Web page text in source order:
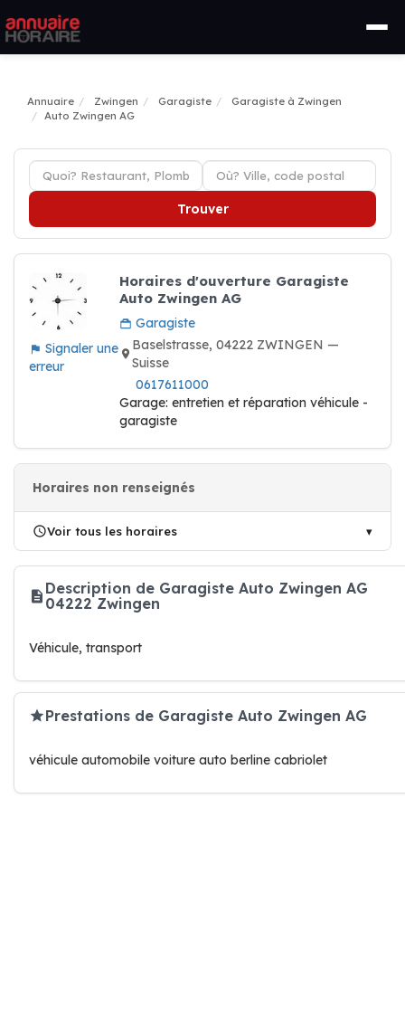
Annuaire Zwingen Garagiste
Garagiste à Zwingen
Auto Zwingen AG
Trouver
Signaler une
erreur
Horaires d'ouverture Garagiste
Auto Zwingen AG
Garagiste
Baselstrasse, 04222 ZWINGEN —
Suisse
0617611000
Garage: entretien et réparation véhicule -
garagiste
Horaires non renseignés
Voir tous les horaires
Description de Garagiste Auto Zwingen AG
04222 Zwingen
Véhicule, transport
Prestations de Garagiste Auto Zwingen AG
véhicule automobile voiture auto berline cabriolet